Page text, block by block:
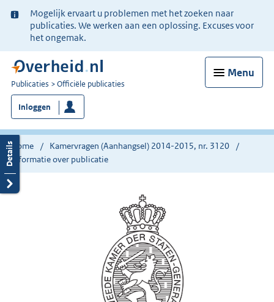
Ter
informatie:
Mogelijk ervaart u problemen met het zoeken naar
publicaties. We werken aan een oplossing. Excuses voor
het ongemak.
Menu
U
bent
nu
hier:
Publicaties Officiële publicaties
Inloggen
Home
Kamervragen (Aanhangsel) 2014-2015, nr. 3120
Informatie over publicatie